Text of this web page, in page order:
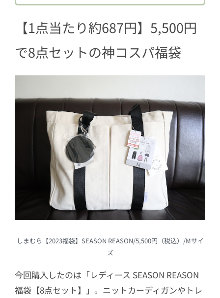
ス×パンツ
3.2ブラウス×カーディガン
3.4トレーナー×ブラウス
3.5ブラウス×ワイドパンツ
3.6カーディガン×手持ちのスカート
3.7アウター×ブラウス×ワイドパン
ツ×ストール×トートバッグ×コイ
ンケース
しまむら福袋は期待以上の満足度！
【1点当たり約687円】5,500円
で8点セットの神コスパ福袋
しまむら【2023福袋】SEASON REASON/5,500円（税込）/Mサイ
ズ
今回購入したのは「レディース SEASON REASON
福袋【8点セット】」。ニットカーディガンやトレ